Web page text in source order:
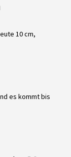
10 cm,
es kommt bis